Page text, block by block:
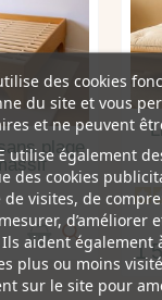
plage
1
des cookies
du site et vous
et ne peuvent
utilise également
des cookies
de visites, de
d’améliorer
aident également
plus ou moins
sur le site pour